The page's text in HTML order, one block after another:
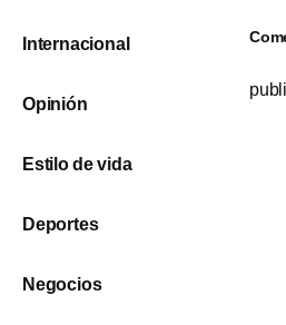
Internacional
Opinión
Estilo de vida
Deportes
Negocios